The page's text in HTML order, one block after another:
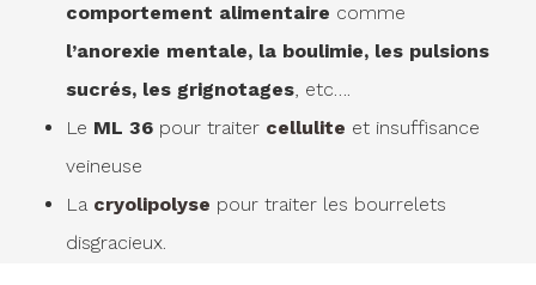
comportement alimentaire comme
l’anorexie mentale, la boulimie, les pulsions
sucrés, les grignotages, etc….
Le ML 36 pour traiter cellulite et insuffisance
veineuse
La cryolipolyse pour traiter les bourrelets
disgracieux.